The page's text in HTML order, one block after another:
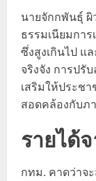
นายจักกพันธุ์ ผิ
ธรรมเนียมกา
ซึ่งสูงเกินไป แ
จริงจัง การปรั
เสริมให้ประช
สอดคล้องกับภ
รายได้
กทม. คาดว่าจ